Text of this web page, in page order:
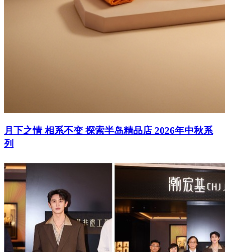
月下之情 相系不变 探索半岛精品店 2026年中秋系
列